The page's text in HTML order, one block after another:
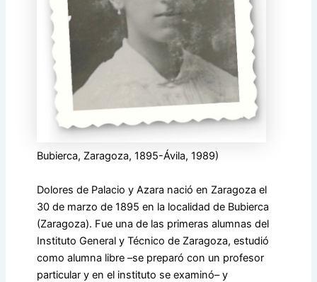
Bubierca, Zaragoza, 1895-Ávila, 1989)
Dolores de Palacio y Azara nació en Zaragoza el
30 de marzo de 1895 en la localidad de Bubierca
(Zaragoza). Fue una de las primeras alumnas del
Instituto General y Técnico de Zaragoza, estudió
como alumna libre –se preparó con un profesor
particular y en el instituto se examinó– y